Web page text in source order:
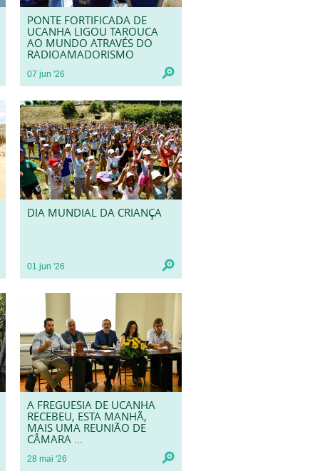
PONTE FORTIFICADA DE
UCANHA LIGOU TAROUCA
AO MUNDO ATRAVÉS DO
RADIOAMADORISMO
07 jun '26
DIA MUNDIAL DA CRIANÇA
01 jun '26
A FREGUESIA DE UCANHA
RECEBEU, ESTA MANHÃ,
MAIS UMA REUNIÃO DE
CÂMARA ...
28 mai '26